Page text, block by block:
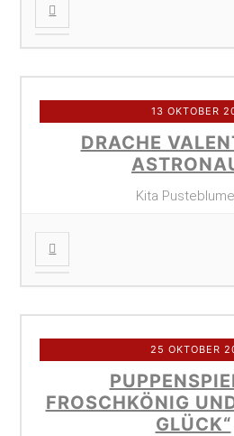
13 OKTOBER
DRACHE
Kita
25 OKTOBER
FROSCHKÖNIG
GLÜCK“